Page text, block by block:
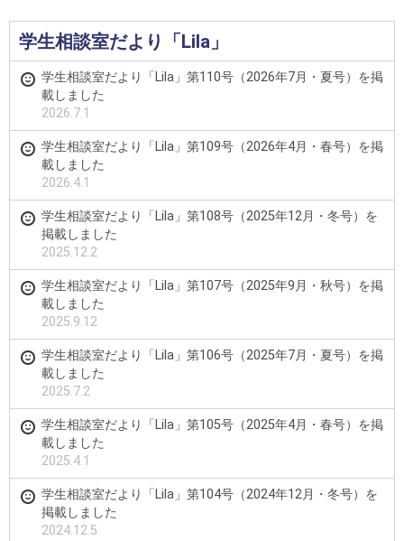
学生相談室だより「Lila」
学生相談室だより「Lila」第110号（2026年7月・夏号）を掲
載しました
2026.7.1
学生相談室だより「Lila」第109号（2026年4月・春号）を掲
載しました
2026.4.1
学生相談室だより「Lila」第108号（2025年12月・冬号）を
掲載しました
2025.12.2
学生相談室だより「Lila」第107号（2025年9月・秋号）を掲
載しました
2025.9.12
学生相談室だより「Lila」第106号（2025年7月・夏号）を掲
載しました
2025.7.2
学生相談室だより「Lila」第105号（2025年4月・春号）を掲
載しました
2025.4.1
学生相談室だより「Lila」第104号（2024年12月・冬号）を
掲載しました
2024.12.5